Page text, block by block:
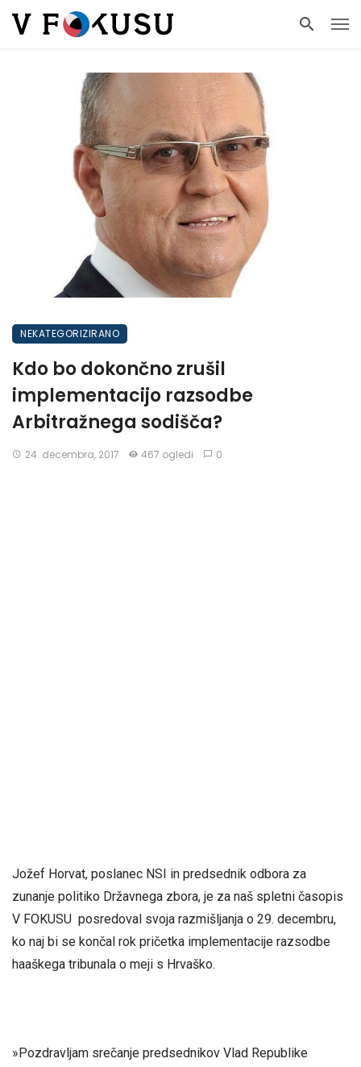
NEKATEGORIZIRANO
Kdo bo dokončno zrušil
implementacijo razsodbe
Arbitražnega sodišča?
24. decembra, 2017 467 ogledi 0
Jožef Horvat, poslanec NSI in predsednik odbora za
zunanje politiko Državnega zbora, je za naš spletni časopis
V FOKUSU posredoval svoja razmišljanja o 29. decembru,
ko naj bi se končal rok pričetka implementacije razsodbe
haaškega tribunala o meji s Hrvaško.
»Pozdravljam srečanje predsednikov Vlad Republike